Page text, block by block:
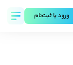
ورود يا ثبت‌نام